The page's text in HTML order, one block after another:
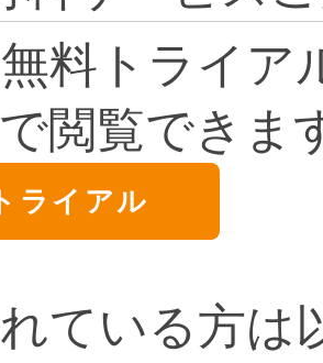
料トライア
閲覧できま
ライアル
ている方は